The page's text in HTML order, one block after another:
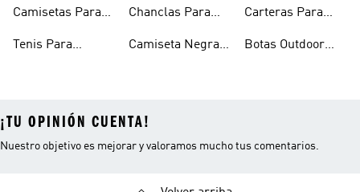
Camisetas Para
Tenis Para
Chanclas Para
Camiseta Negra
Carteras Para
Botas Outdoor
¡TU OPINIÓN CUENTA!
Nuestro objetivo es mejorar y valoramos mucho tus comentarios.